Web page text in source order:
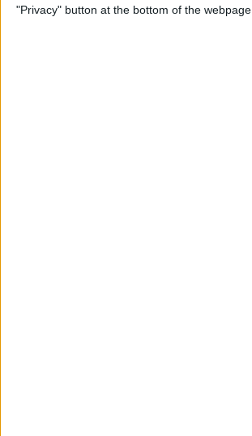
"Privacy" button at the bottom of the webpage.